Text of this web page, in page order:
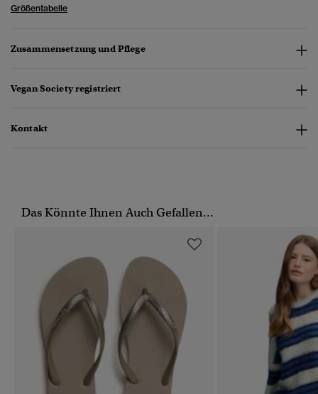
Größentabelle
Zusammensetzung und Pflege
Vegan Society registriert
Kontakt
Das Könnte Ihnen Auch Gefallen...